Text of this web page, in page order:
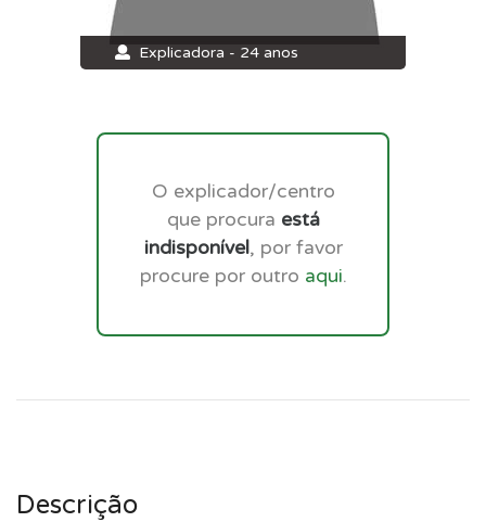
Explicadora - 24 anos
O explicador/centro
que procura está
indisponível, por favor
procure por outro aqui.
Descrição